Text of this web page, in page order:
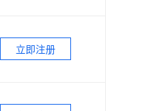
立即注册